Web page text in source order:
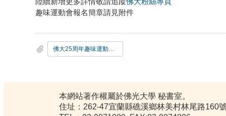
趣味運動會報名簡章請見附件
佛大25周年趣味運動會報名簡章
本網站著作權屬於佛光大學 秘書室。
住址：262-47宜蘭縣礁溪鄉林美村林尾路160